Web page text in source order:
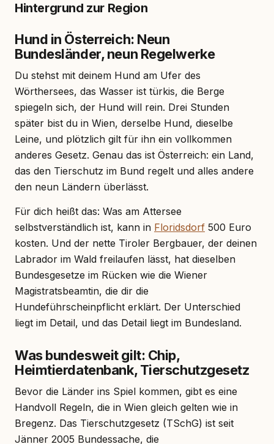
Hintergrund zur Region
Hund in Österreich: Neun
Bundesländer, neun Regelwerke
Du stehst mit deinem Hund am Ufer des
Wörthersees, das Wasser ist türkis, die Berge
spiegeln sich, der Hund will rein. Drei Stunden
später bist du in Wien, derselbe Hund, dieselbe
Leine, und plötzlich gilt für ihn ein vollkommen
anderes Gesetz. Genau das ist Österreich: ein Land,
das den Tierschutz im Bund regelt und alles andere
den neun Ländern überlässt.
Für dich heißt das: Was am Attersee
selbstverständlich ist, kann in Floridsdorf 500 Euro
kosten. Und der nette Tiroler Bergbauer, der deinen
Labrador im Wald freilaufen lässt, hat dieselben
Bundesgesetze im Rücken wie die Wiener
Magistratsbeamtin, die dir die
Hundeführscheinpflicht erklärt. Der Unterschied
liegt im Detail, und das Detail liegt im Bundesland.
Was bundesweit gilt: Chip,
Heimtierdatenbank, Tierschutzgesetz
Bevor die Länder ins Spiel kommen, gibt es eine
Handvoll Regeln, die in Wien gleich gelten wie in
Bregenz. Das Tierschutzgesetz (TSchG) ist seit
Jänner 2005 Bundessache, die